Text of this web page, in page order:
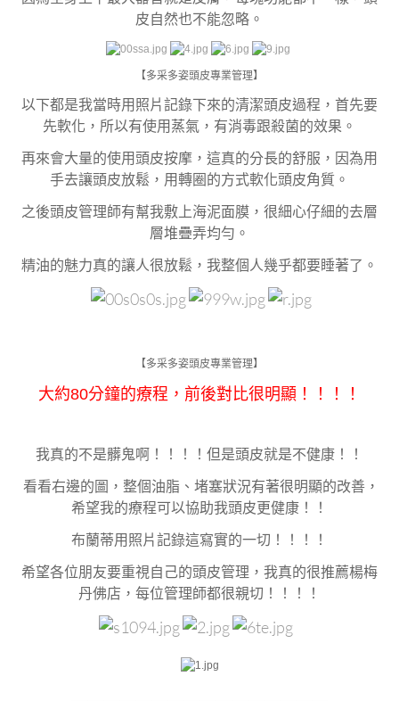
皮自然也不能忽略。
【多采多姿頭皮專業管理】
以下都是我當時用照片記錄下來的清潔頭皮過程，首先要
先軟化，所以有使用蒸氣，有消毒跟殺菌的效果。
再來會大量的使用頭皮按摩，這真的分長的舒服，因為用
手去讓頭皮放鬆，用轉圈的方式軟化頭皮角質。
之後頭皮管理師有幫我敷上海泥面膜，很細心仔細的去層
層堆疊弄均勻。
精油的魅力真的讓人很放鬆，我整個人幾乎都要睡著了。
【多采多姿頭皮專業管理】
大約80分鐘的療程，前後對比很明顯！！！！
我真的不是髒鬼啊！！！！但是頭皮就是不健康！！
看看右邊的圖，整個油脂、堵塞狀況有著很明顯的改善，
希望我的療程可以協助我頭皮更健康！！
布蘭蒂用照片記錄這寫實的一切！！！！
希望各位朋友要重視自己的頭皮管理，我真的很推薦楊梅
丹佛店，每位管理師都很親切！！！！